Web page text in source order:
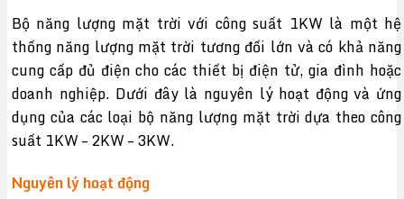
Bộ năng lượng mặt trời với công suất 1KW là một hệ
thống năng lượng mặt trời tương đối lớn và có khả năng
cung cấp đủ điện cho các thiết bị điện tử, gia đình hoặc
doanh nghiệp. Dưới đây là nguyên lý hoạt động và ứng
dụng của các loại bộ năng lượng mặt trời dựa theo công
suất 1KW – 2KW – 3KW.
Nguyên lý hoạt động